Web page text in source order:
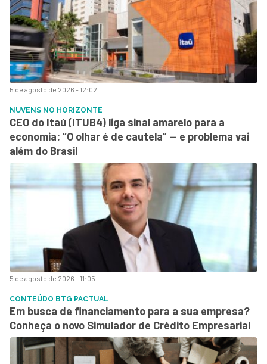
5 de agosto de 2026 - 12:02
5 de agosto de 2026 - 11:05
NUVENS NO HORIZONTE
CEO do Itaú (ITUB4) liga sinal amarelo para a
economia: “O olhar é de cautela” — e problema vai
além do Brasil
CONTEÚDO BTG PACTUAL
Em busca de financiamento para a sua empresa?
Conheça o novo Simulador de Crédito Empresarial